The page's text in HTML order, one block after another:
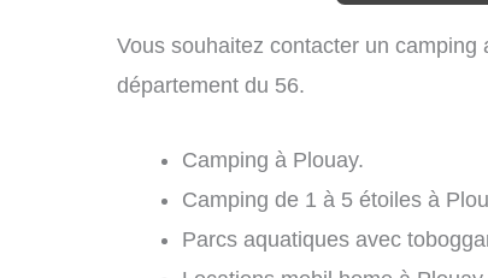
Vous souhaitez contacter un camping
département du 56.
Camping à Plouay.
Camping de 1 à 5 étoiles à
Parcs aquatiques avec